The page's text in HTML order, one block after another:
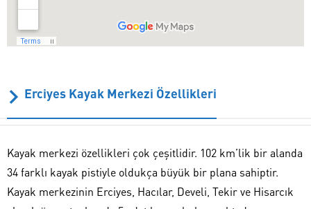
Erciyes Kayak Merkezi Özellikleri
Kayak merkezi özellikleri çok çeşitlidir. 102 km’lik bir alanda
34 farklı kayak pistiyle oldukça büyük bir plana sahiptir.
Kayak merkezinin Erciyes, Hacılar, Develi, Tekir ve Hisarcık